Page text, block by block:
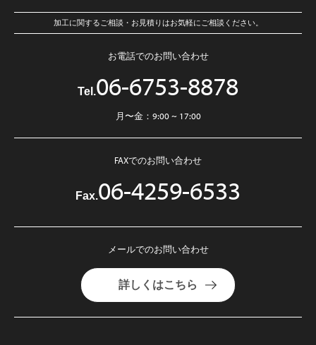
加工に関するご相談・お見積りはお気軽にご相談ください。
お電話でのお問い合わせ
Tel.06-6753-8878
月〜金：9:00 ~ 17:00
FAXでのお問い合わせ
Fax.06-4259-6533
メールでのお問い合わせ
詳しくはこちら